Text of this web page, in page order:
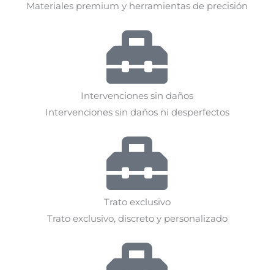
Materiales premium y herramientas de precisión
Intervenciones sin daños
Intervenciones sin daños ni desperfectos
Trato exclusivo
Trato exclusivo, discreto y personalizado